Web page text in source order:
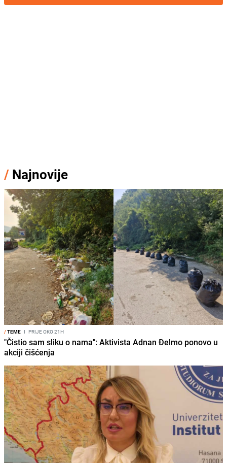
/ Najnovije
/TEME I PRIJE OKO 21H
"Čistio sam sliku o nama": Aktivista Adnan Đelmo ponovo u
akciji čišćenja